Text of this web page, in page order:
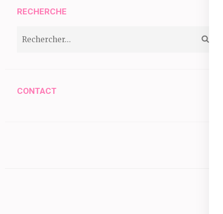
RECHERCHE
CONTACT